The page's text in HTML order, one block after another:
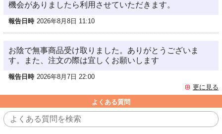
機会がありましたら利用させていただきます。
報告日時 2026年8月8日 11:10
お陰で無事商品受け取りました。ありがとうございま
す。また、注文の際は宜しくお願いします
報告日時 2026年8月7日 22:00
更に見る
よくある質問